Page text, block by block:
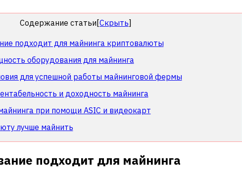
Содержание статьи[Скрыть]
подходит для майнинга криптовалюты
оборудования для майнинга
для успешной работы майнинговой фермы
и доходность майнинга
при помощи ASIC и видеокарт
лучше майнить
подходит для майнинга